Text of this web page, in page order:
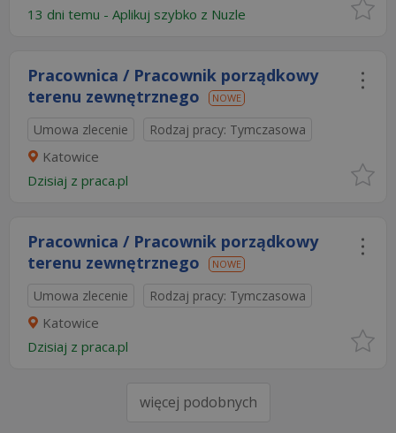
13 dni temu - Aplikuj szybko z Nuzle
Pracownica / Pracownik porządkowy
terenu zewnętrznego
NOWE
Umowa zlecenie Rodzaj pracy: Tymczasowa
Katowice
Dzisiaj z praca.pl
Pracownica / Pracownik porządkowy
terenu zewnętrznego
NOWE
Umowa zlecenie Rodzaj pracy: Tymczasowa
Katowice
Dzisiaj z praca.pl
więcej podobnych